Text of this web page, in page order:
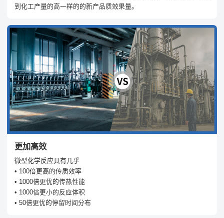
到化工产量的高一样的的新产品质效果量。
更加高效
微型化学反应具有几乎
• 100倍更高的传质效率
• 1000倍更优的传热性能
• 1000倍更小的反应体积
• 50倍更优的停留时间分布